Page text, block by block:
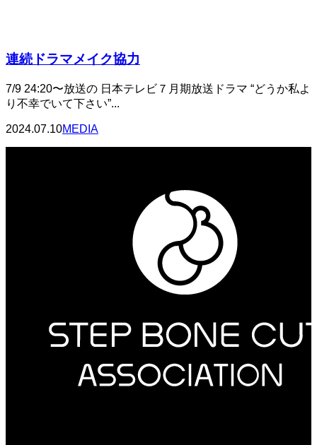
連続ドラマメイク協力
7/9 24:20〜放送の 日本テレビ７月期放送ドラマ “どうか私よ
り不幸でいて下さい”...
2024.07.10MEDIA